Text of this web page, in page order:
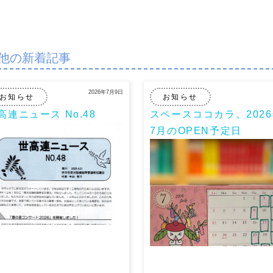
の新着記事
知らせ
2026年7月9日
連ニュース No.48
お知らせ
スペースココカラ。
7月のOPEN予定日